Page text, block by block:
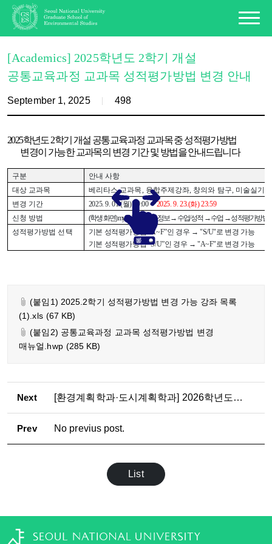
[Academics] 2025학년도 2학기 개설
공통교육과정 교과목 성적평가방법 변경 안내
September 1, 2025 498
2025학년도 2학기 개설 공통교육과정 교과목 중 성적평가방법
변경이 가능한 교과목의 변경 기간 및 방법을안내드립니다
구분
안내 사항
대상 교과목
베리타스 교과목, 융합주제강좌, 창의와 탐구, 미술실기
변경 기간
2025. 9. 01.(월) 09:00 ~ 2025. 9. 23.(화) 23:59
신청 방법
(학생 화면) mySNU 학사정보→ 수업/성적 →수업 →성적평가방법
성적평가방법 선택
기본 성적평가방법 “A~F”인 경우 → "S/U"로 변경 가능
기본 성적평가방법“S/U”인 경우 → "A~F"로 변경 가능
(붙임1) 2025.2학기 성적평가방법 변경 가능 강좌 목록
(1).xls (67 KB)
(붙임2) 공통교육과정 교과목 성적평가방법 변경
매뉴얼.hwp (285 KB)
Next [환경계획학과·도시계획학과] 2026학년도 2학기
Prev No previus post.
List